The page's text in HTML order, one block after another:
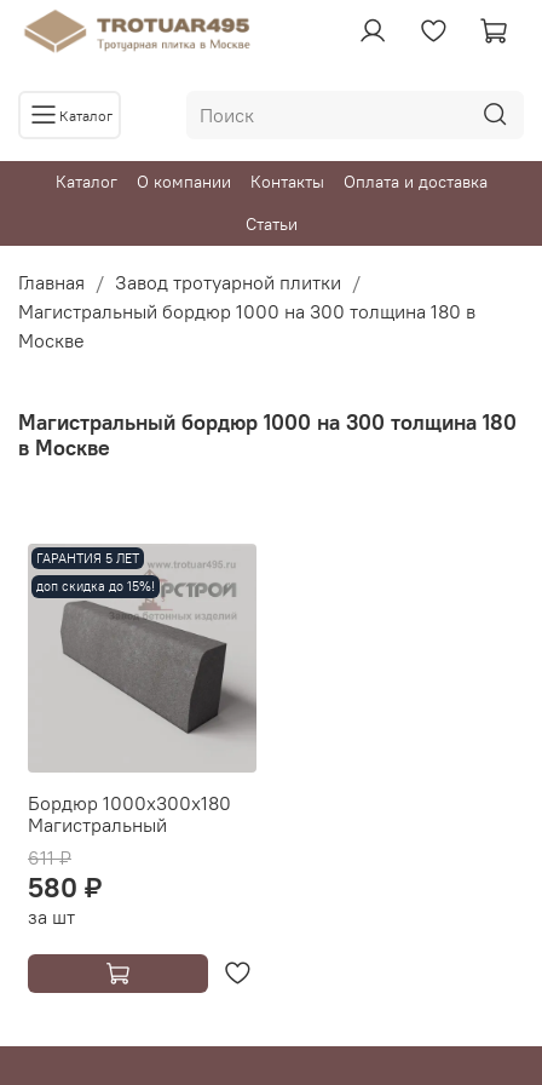
Каталог
Каталог О компании Контакты
Оплата и доставка
Статьи
Главная
Завод тротуарной плитки
Магистральный бордюр 1000 на 300 толщина 180 в
Москве
Магистральный бордюр 1000 на 300 толщина 180
в Москве
ГАРАНТИЯ 5 ЛЕТ
доп скидка до 15%!
Бордюр 1000х300х180
Магистральный
611 ₽
580 ₽
за шт